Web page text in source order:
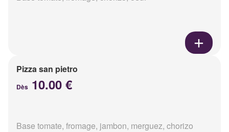
Pizza san pietro
Dès 10.00 €
Base tomate, fromage, jambon, merguez, chorizo